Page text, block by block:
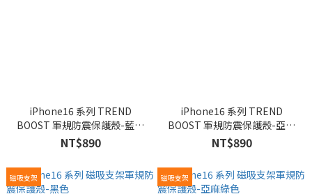
iPhone16 系列 TREND
BOOST 軍規防震保護殼-藍莓
色
NT$890
iPhone16 系列 TREND
BOOST 軍規防震保護殼-亞麻
綠色
NT$890
磁吸支架 磁吸支架